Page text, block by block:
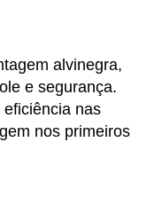
alvinegra,
e segurança.
nas
nos primeiros